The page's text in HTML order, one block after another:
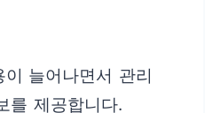
늘어나면서 관리
를 제공합니다.